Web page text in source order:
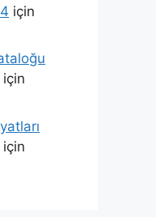
için
için
için